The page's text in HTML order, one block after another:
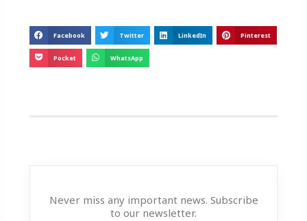
Facebook Twitter LinkedIn Pinterest
Pocket WhatsApp
Never miss any important news. Subscribe
to our newsletter.